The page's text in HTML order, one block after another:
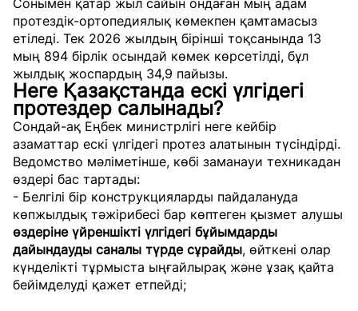
Сонымен қатар жыл сайын ондаған мың адам
протездік-ортопедиялық көмекпен қамтамасыз
етіледі. Тек 2026 жылдың бірінші тоқсанында 13
мың 894 бірлік осындай көмек көрсетілді, бұл
жылдық жоспардың 34,9 пайызы.
Неге Қазақстанда ескі үлгідегі
протездер салынады?
Сондай-ақ Еңбек министрлігі неге кейбір
азаматтар ескі үлгідегі протез алатынын түсіндірді.
Ведомство мәліметінше, көбі заманауи техникадан
өздері бас тартады:
- Белгілі бір конструкцияларды пайдалануда
көпжылдық тәжірибесі бар көптеген қызмет алушы
өздеріне үйреншікті үлгідегі бұйымдарды
дайындауды саналы түрде сұрайды, өйткені олар
күнделікті тұрмыста ыңғайлырақ және ұзақ қайта
бейімделуді қажет етпейді;